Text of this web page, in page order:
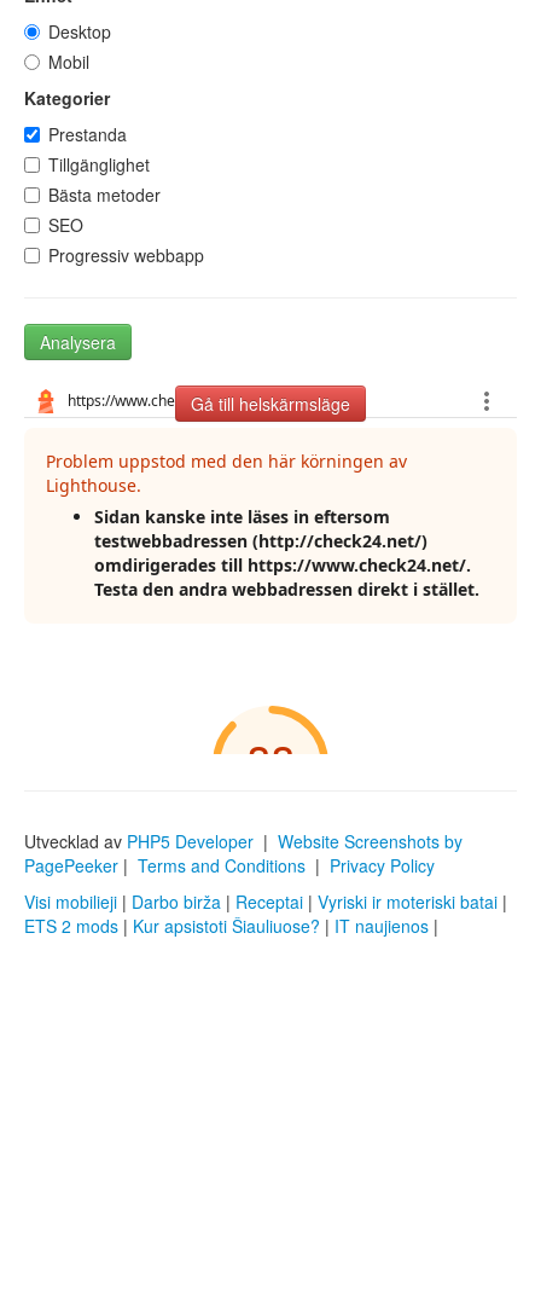
Desktop
Mobil
Kategorier
Prestanda
Tillgänglighet
Bästa metoder
SEO
Progressiv webbapp
Analysera
Gå till helskärmsläge
Utvecklad av PHP5 Developer | Website Screenshots by
PagePeeker | Terms and Conditions | Privacy Policy
Visi mobilieji | Darbo birža | Receptai | Vyriski ir moteriski batai |
ETS 2 mods | Kur apsistoti Šiauliuose? | IT naujienos |